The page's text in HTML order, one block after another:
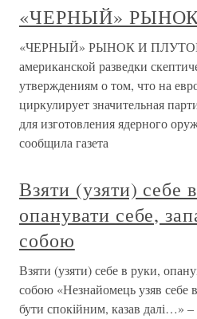
«ЧЕРНЫЙ»
«ЧЕРНЫЙ» РЫНОК И
американской разведки
утверждениям о том, что на
циркулирует значительная
для изготовления ядерного
сообщила газета
Взяти (узяти) себе
опанувати себе,
собою
Взяти (узяти) себе в руки,
собою «Незнайомець узяв себе
бути спокійним, казав далі…»